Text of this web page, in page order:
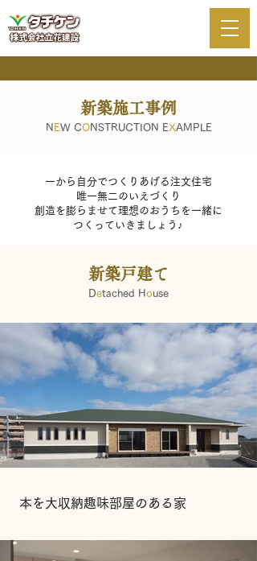
新築施工事例
N EW CONSTRUCTION EXAMPLE
一から自分でつくりあげる注文住宅
​唯一無二のいえづくり
​創造を膨らませて理想のおうちを一緒に
つくっていきましょう♪
新築戸建て
Detached House
本を大収納趣味部屋のある家